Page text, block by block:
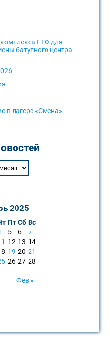
ГТО для
батутного центра
в лагере «Смена»
2025
Пт Сб Вс
5 6
7
12 13 14
19 20 21
26 27 28
Фев »